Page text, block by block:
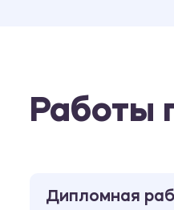
Работы
Дипломная